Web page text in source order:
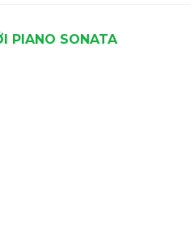
PIANO SONATA